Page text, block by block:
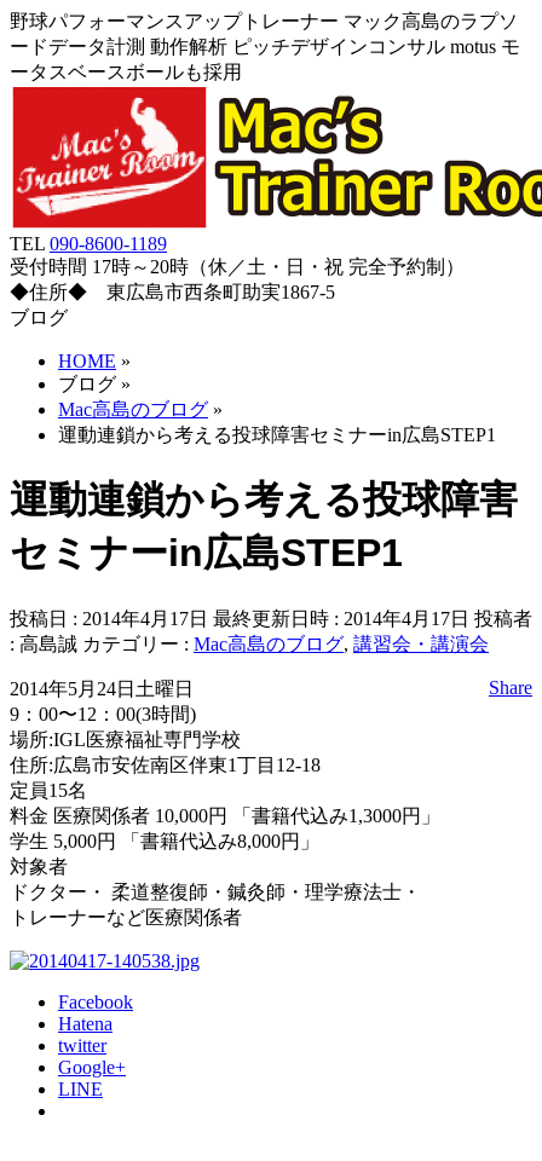
野球パフォーマンスアップトレーナー マック高島のラプソ
ードデータ計測 動作解析 ピッチデザインコンサル motus モ
ータスベースボールも採用
TEL 090-8600-1189
受付時間 17時～20時（休／土・日・祝 完全予約制）
◆住所◆ 東広島市西条町助実1867-5
ブログ
HOME »
ブログ »
Mac高島のブログ »
運動連鎖から考える投球障害セミナーin広島STEP1
運動連鎖から考える投球障害
セミナーin広島STEP1
投稿日 : 2014年4月17日 最終更新日時 : 2014年4月17日 投稿者
: 高島誠 カテゴリー : Mac高島のブログ, 講習会・講演会
Share
2014年5月24日土曜日
9：00〜12：00(3時間)
場所:IGL医療福祉専門学校
住所:広島市安佐南区伴東1丁目12-18
定員15名
料金 医療関係者 10,000円 「書籍代込み1,3000円」
学生 5,000円 「書籍代込み8,000円」
対象者
ドクター・ 柔道整復師・鍼灸師・理学療法士・
トレーナーなど医療関係者
Facebook
Hatena
twitter
Google+
LINE